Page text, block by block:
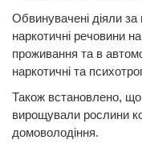
Обвинувачені діяли
наркотичні речовини
проживання та в
наркотичні та
Також встановлено, що
вирощували рослини
домоволодіння.